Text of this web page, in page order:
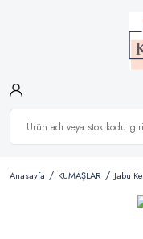
Anasayfa KUMAŞLAR Jabu